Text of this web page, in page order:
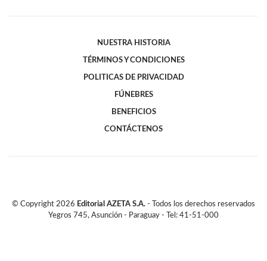
NUESTRA HISTORIA
TÉRMINOS Y CONDICIONES
POLITICAS DE PRIVACIDAD
FÚNEBRES
BENEFICIOS
CONTÁCTENOS
© Copyright 2026 Editorial AZETA S.A. - Todos los derechos reservados
Yegros 745, Asunción - Paraguay - Tel: 41-51-000